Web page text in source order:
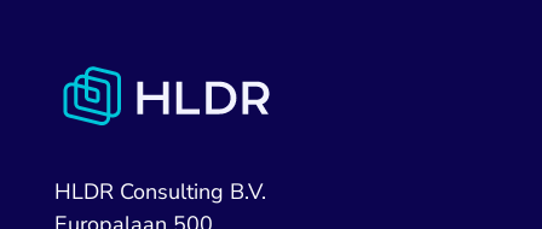
HLDR Consulting B.V.